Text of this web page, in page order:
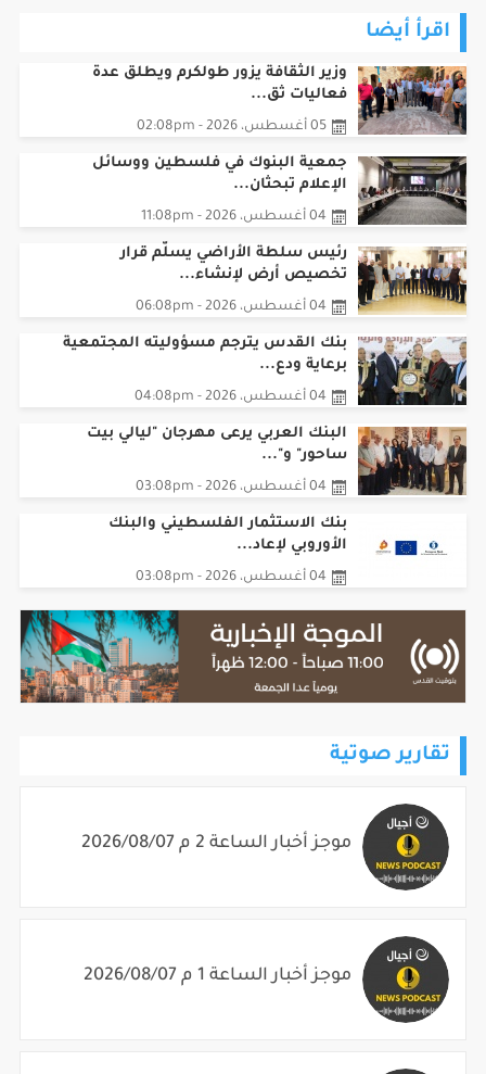
اقرأ أيضا
وزير الثقافة يزور طولكرم ويطلق عدة
فعاليات ثق...
05 أغسطس، 2026 - 02:08pm
جمعية البنوك في فلسطين ووسائل
الإعلام تبحثان...
04 أغسطس، 2026 - 11:08pm
رئيس سلطة الأراضي يسلّم قرار
تخصيص أرض لإنشاء...
04 أغسطس، 2026 - 06:08pm
بنك القدس يترجم مسؤوليته المجتمعية
برعاية ودع...
04 أغسطس، 2026 - 04:08pm
البنك العربي يرعى مهرجان "ليالي بيت
ساحور" و"...
04 أغسطس، 2026 - 03:08pm
بنك الاستثمار الفلسطيني والبنك
الأوروبي لإعاد...
04 أغسطس، 2026 - 03:08pm
تقارير صوتية
موجز أخبار الساعة 2 م 2026/08/07
موجز أخبار الساعة 1 م 2026/08/07